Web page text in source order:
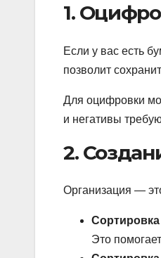
1.
Если у вас есть
позволит
Для оцифровки
и негативы
2.
Организация —
Сортировка
Это